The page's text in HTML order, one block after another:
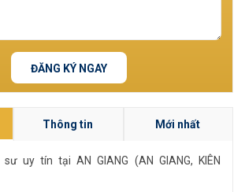
ĐĂNG KÝ NGAY
Thông tin Mới nhất
uy tín tại AN GIANG (AN GIANG, KIÊN